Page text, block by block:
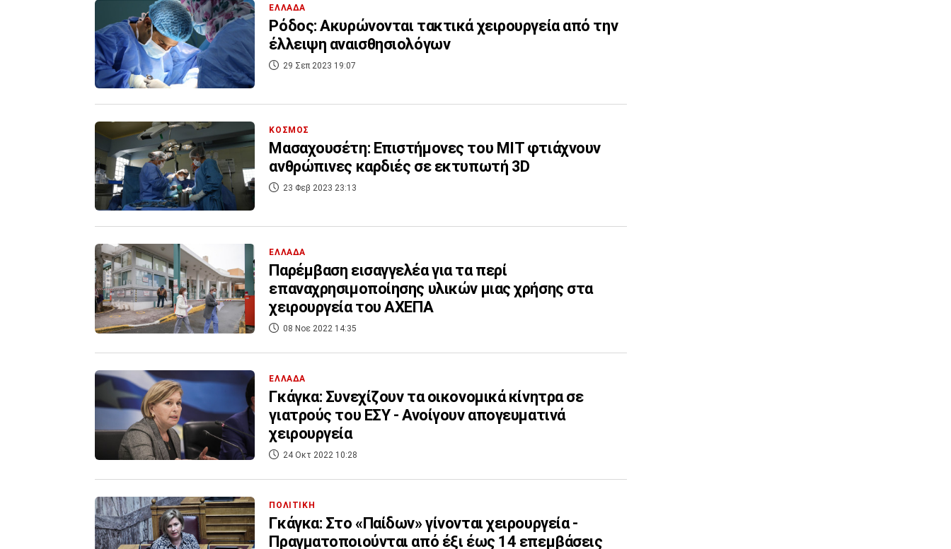
ΕΛΛΑΔΑ
Ρόδος: Ακυρώνονται τακτικά χειρουργεία από την
έλλειψη αναισθησιολόγων
29 Σεπ 2023 19:07
ΚΟΣΜΟΣ
Μασαχουσέτη: Επιστήμονες του ΜΙΤ φτιάχνουν
ανθρώπινες καρδιές σε εκτυπωτή 3D
23 Φεβ 2023 23:13
ΕΛΛΑΔΑ
Παρέμβαση εισαγγελέα για τα περί
επαναχρησιμοποίησης υλικών μιας χρήσης στα
χειρουργεία του ΑΧΕΠΑ
08 Νοε 2022 14:35
ΕΛΛΑΔΑ
Γκάγκα: Συνεχίζουν τα οικονομικά κίνητρα σε
γιατρούς του ΕΣΥ - Ανοίγουν απογευματινά
χειρουργεία
24 Οκτ 2022 10:28
ΠΟΛΙΤΙΚΗ
Γκάγκα: Στο «Παίδων» γίνονται χειρουργεία -
Πραγματοποιούνται από έξι έως 14 επεμβάσεις